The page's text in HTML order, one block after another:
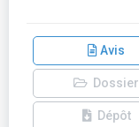
Avis
Dossier
Dépôt